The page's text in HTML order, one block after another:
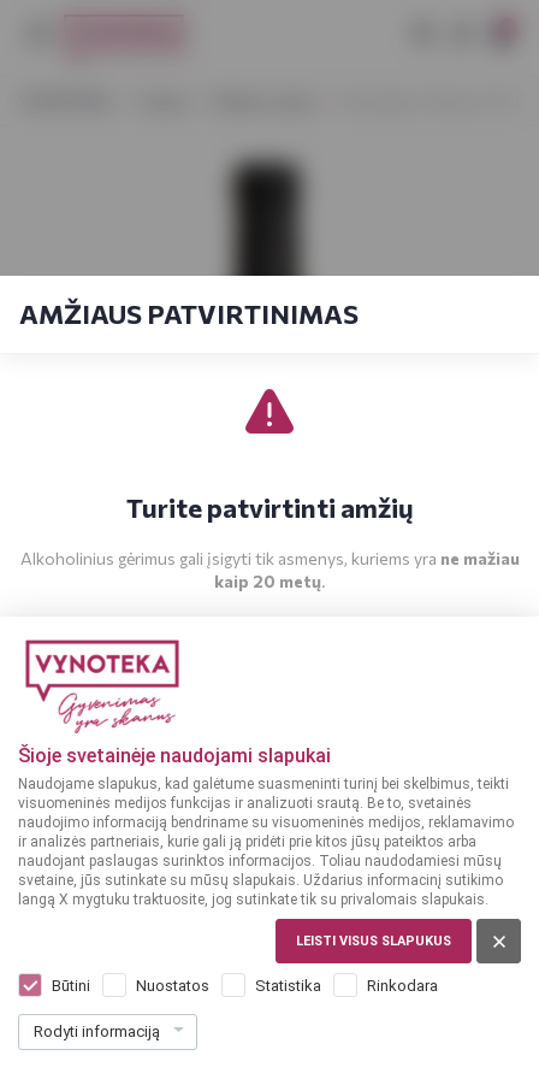
Šioje svetainėje naudojami slapukai
Naudojame slapukus, kad galėtume suasmeninti turinį bei skelbimus, teikti
visuomeninės medijos funkcijas ir analizuoti srautą. Be to, svetainės
naudojimo informaciją bendriname su visuomeninės medijos, reklamavimo
ir analizės partneriais, kurie gali ją pridėti prie kitos jūsų pateiktos arba
naudojant paslaugas surinktos informacijos. Toliau naudodamiesi mūsų
svetaine, jūs sutinkate su mūsų slapukais. Uždarius informacinį sutikimo
langą X mygtuku traktuosite, jog sutinkate tik su privalomais slapukais.
LEISTI VISUS SLAPUKUS
Būtini Nuostatos Statistika Rinkodara
Rodyti informaciją
AMŽIAUS PATVIRTINIMAS
Turite patvirtinti amžių
Alkoholinius gėrimus gali įsigyti tik asmenys, kuriems yra ne mažiau
kaip 20 metų.
Aborigeno Shiraz 0,75 l
Dar nėra balsų, galite įvertinti
999€ 13.32 € / L